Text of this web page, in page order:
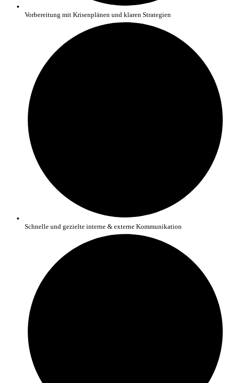
Vorbereitung mit Krisenplänen und klaren Strategien
Schnelle und gezielte interne & externe Kommunikation